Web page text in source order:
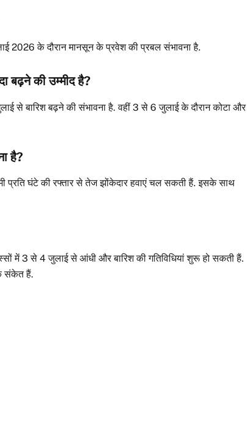
2026 के दौरान मानसून के प्रवेश की प्रबल संभावना है.
बढ़ने की उम्मीद है?
से बारिश बढ़ने की संभावना है. वहीं 3 से 6 जुलाई के दौरान कोटा और
है?
प्रति घंटे की रफ्तार से तेज झोंकेदार हवाएं चल सकती हैं. इसके साथ
में 3 से 4 जुलाई से आंधी और बारिश की गतिविधियां शुरू हो सकती हैं.
संकेत हैं.